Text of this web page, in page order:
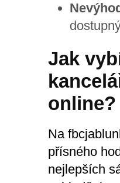
Jak
online?
Na
přísného
nejlepších